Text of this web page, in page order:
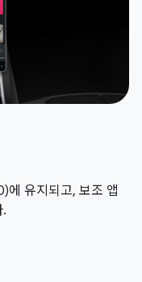
에 유지되고, 보조 앱